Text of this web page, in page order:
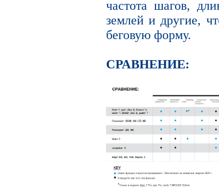
частота шагов,
землей и другие,
беговую форму.
СРАВНЕНИЕ: